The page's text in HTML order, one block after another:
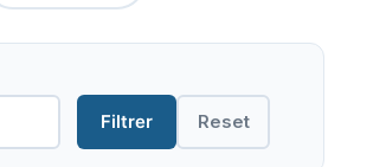
Filtrer Reset